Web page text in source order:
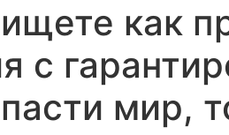
как
с
мир,